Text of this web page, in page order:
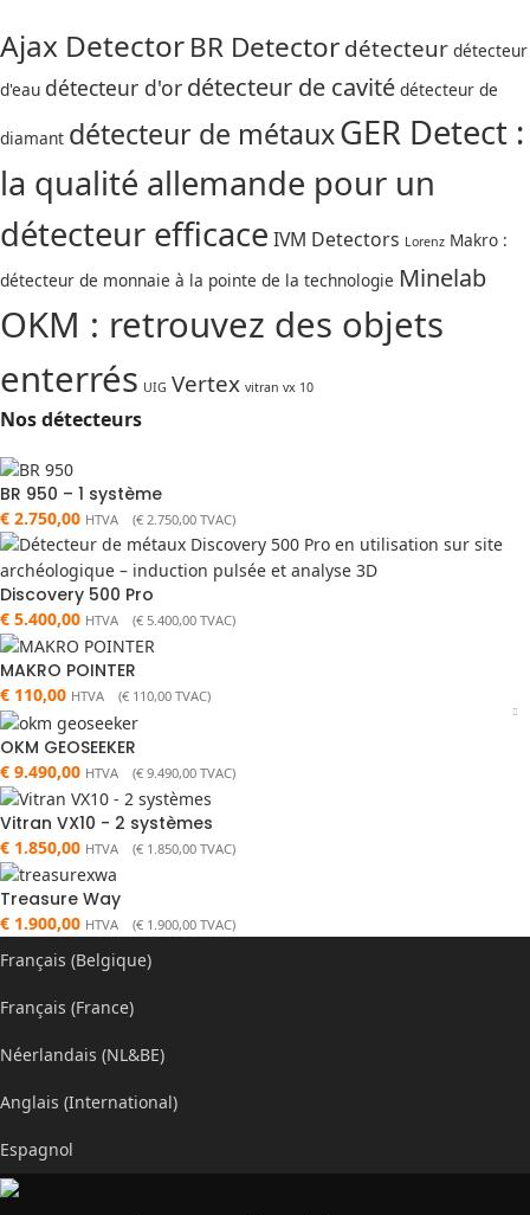
Ajax DetectorBR Detectordétecteur détecteur
d'eau détecteur d'or détecteur de cavité détecteur de
diamant détecteur de métauxGER Detect :
la qualité allemande pour un
détecteur efficace IVM Detectors Lorenz Makro :
détecteur de monnaie à la pointe de la technologie Minelab
OKM : retrouvez des objets
enterrés UIG Vertex vitran vx 10
Nos détecteurs
BR 950 – 1 système
€ 2.750,00 HTVA (€ 2.750,00 TVAC)
Discovery 500 Pro
€ 5.400,00 HTVA (€ 5.400,00 TVAC)
MAKRO POINTER
€ 110,00 HTVA (€ 110,00 TVAC)
OKM GEOSEEKER
€ 9.490,00 HTVA (€ 9.490,00 TVAC)
Vitran VX10 - 2 systèmes
€ 1.850,00 HTVA (€ 1.850,00 TVAC)
Treasure Way
€ 1.900,00 HTVA (€ 1.900,00 TVAC)
Français (Belgique)
Français (France)
Néerlandais (NL&BE)
Anglais (International)
Espagnol